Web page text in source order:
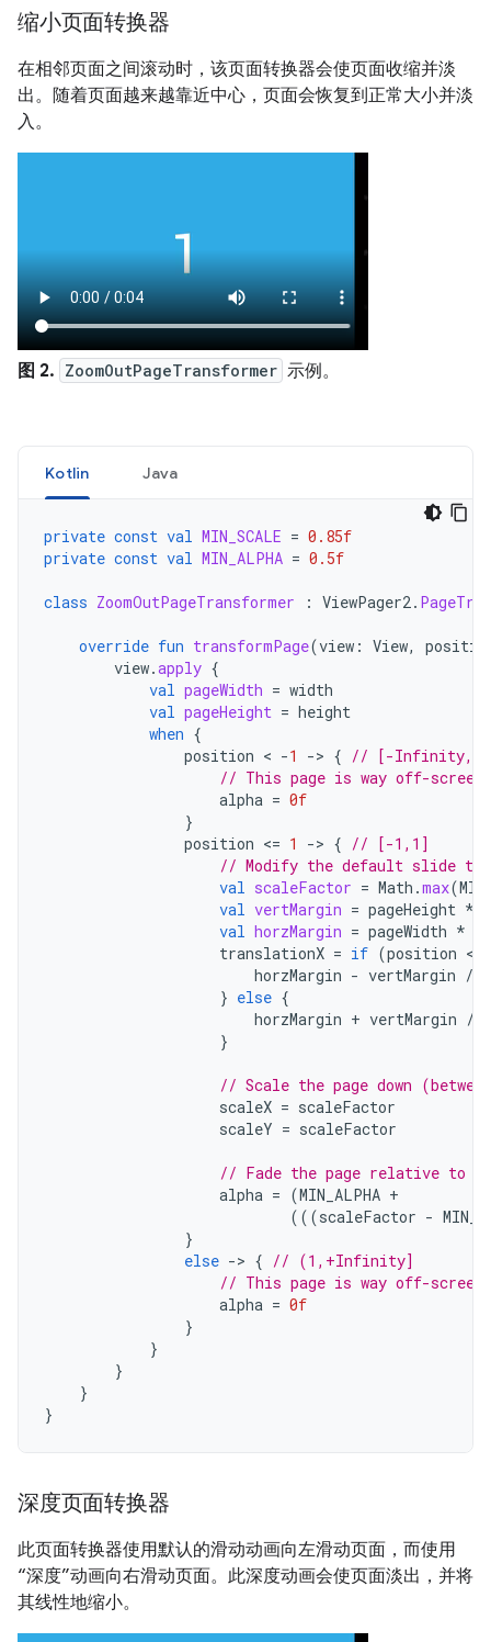
缩小页面转换器
在相邻页面之间滚动时，该页面转换器会使页面收缩并淡
出。随着页面越来越靠近中心，页面会恢复到正常大小并淡
入。
图 2. ZoomOutPageTransformer 示例。
Kotlin Java
private const val MIN_SCALE = 0.85f
private const val MIN_ALPHA = 0.5f
class ZoomOutPageTransformer : ViewPager2.
override fun transformPage(view : View,
view.apply {
val pageWidth = width
val pageHeight = height
when {
position < -1 -> { // [-Infinity,-
// This page is way off-
alpha = 0f
}
position <= 1 -> { // [-1,1]
// Modify the default slide
val scaleFactor = Math .max(
val vertMargin = pageHeight *
val horzMargin = pageWidth *
translationX = if (position <
horzMargin - vertMargin /
} else {
horzMargin + vertMargin /
}
// Scale the page down
scaleX = scaleFactor
scaleY = scaleFactor
// Fade the page relative to
alpha = (MIN_ALPHA +
(((scaleFactor -
}
else -> { // (1,+Infinity]
// This page is way off-
alpha = 0f
}
}
}
}
}
深度页面转换器
此页面转换器使用默认的滑动动画向左滑动页面，而使用
“深度”动画向右滑动页面。此深度动画会使页面淡出，并将
其线性地缩小。